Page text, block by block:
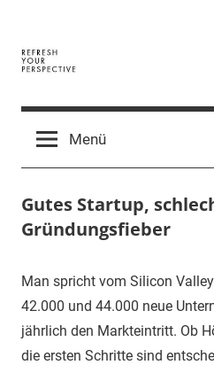
springen
Terminal
Y
Digital
BusinessMenü
Gutes Startup,
Gründungsfieber
21.
Januar
2015
terminal-
y
Urbi
et
orbi
Man spricht vom Silicon
42.000 und 44.000 neue
jährlich den Markteintritt. Ob
die ersten Schritte sind